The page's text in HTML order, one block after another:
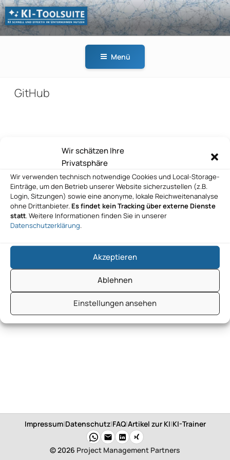
Wir schätzen Ihre
Privatsphäre
Wir verwenden technisch notwendige Cookies und Local-Storage-
Einträge, um den Betrieb unserer Website sicherzustellen (z.B.
Login, Sitzungen) sowie eine anonyme, lokale Reichweitenanalyse
ohne Drittanbieter. Es findet kein Tracking über externe Dienste
statt. Weitere Informationen finden Sie in unserer
Datenschutzerklärung.
Akzeptieren
Ablehnen
Einstellungen ansehen
Zum
Inhalt
springen
KI-
Menü
GitHub
Beitragsnavigation
Nächster
Beitrag
WEITER
GitHub
Impressum|Datenschutz|FAQ|Artikel zur KI|KI-Trainer
© 2026 Project Management Partners